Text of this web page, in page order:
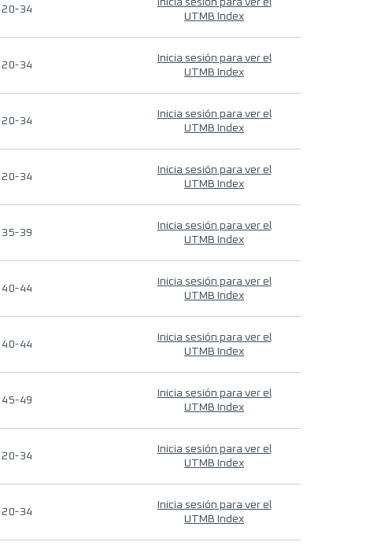
20-34
Inicia sesión para ver el
UTMB Index
20-34
Inicia sesión para ver el
UTMB Index
20-34
Inicia sesión para ver el
UTMB Index
20-34
Inicia sesión para ver el
UTMB Index
35-39
Inicia sesión para ver el
UTMB Index
40-44
Inicia sesión para ver el
UTMB Index
40-44
Inicia sesión para ver el
UTMB Index
45-49
Inicia sesión para ver el
UTMB Index
20-34
Inicia sesión para ver el
UTMB Index
20-34
Inicia sesión para ver el
UTMB Index